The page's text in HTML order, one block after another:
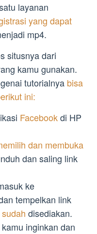
layanan
yang dapat
mp4.
situsnya dari
kamu gunakan.
tutorialnya bisa
ini:
Facebookdi HP
dan membuka
dan saling link
ke
tempelkan link
disediakan.
kamu inginkan dan